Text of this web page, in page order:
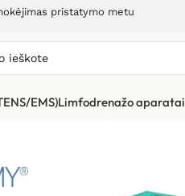
pristatymo metu
EMS)Limfodrenažo aparatai